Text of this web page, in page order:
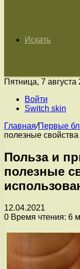
Искать
Пятница, 7 августа
Войти
Switch skin
Главная/Первые
полезные
Польза и
полезные
12.04.2021
0 Время чтения: 6